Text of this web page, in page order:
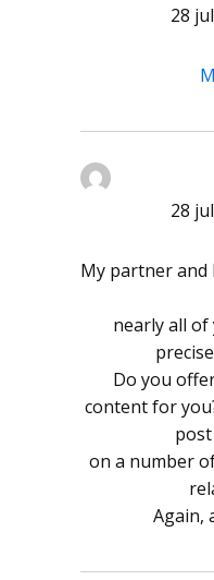
28
28
My partner and
nearly all of
Do you
content for
on a number
Again,